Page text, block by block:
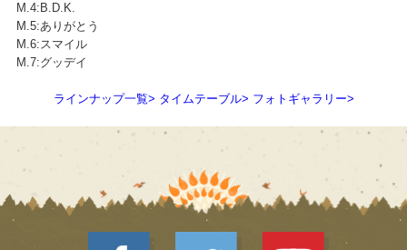
M.4:B.D.K.
M.5:ありがとう
M.6:スマイル
M.7:グッデイ
ラインナップ一覧> タイムテーブル> フォトギャラリー>